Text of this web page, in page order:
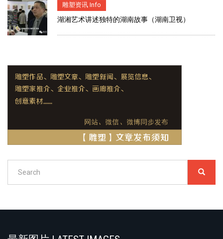
雕塑资讯 Info
湖湘艺术讲述独特的湖南故事（湖南卫视）